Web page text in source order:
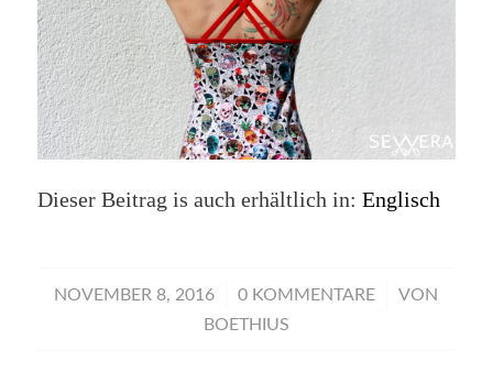
Dieser Beitrag is auch erhältlich in: Englisch
NOVEMBER 8, 2016
/ 0 KOMMENTARE
/
VON
BOETHIUS